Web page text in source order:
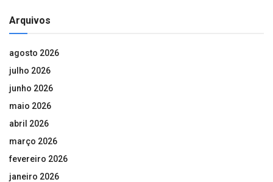
Arquivos
agosto 2026
julho 2026
junho 2026
maio 2026
abril 2026
março 2026
fevereiro 2026
janeiro 2026